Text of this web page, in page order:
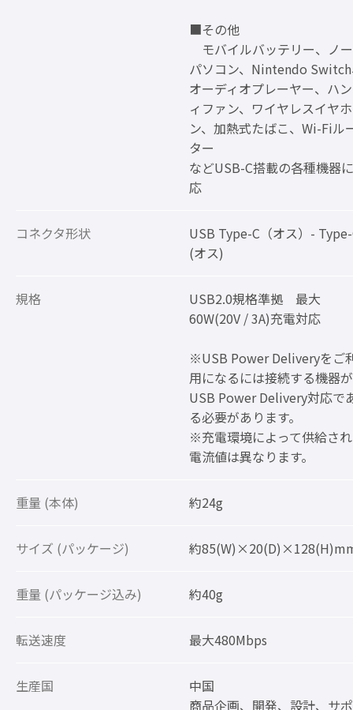
■その他
モバイルバッテリー、ノ
パソコン、Nintendo
オーディオプレーヤー、ハ
ィファン、ワイヤレスイヤホ
ン、加熱式たばこ、Wi-Fiル
ター
などUSB-C搭載の各種機器
応
コネクタ形状
USB Type-C（オス）-
(オス)
規格
USB2.0規格準拠 最大
60W(20V / 3A)充電対応
※USB Power Deliveryをご
用になるには接続する機器が
USB Power Delivery対応で
る必要があります。
※充電環境によって供給さ
電流値は異なります。
重量 (本体) 約24g
サイズ (パッケージ) 約
重量 (パッケージ込み) 約40g
転送速度 最大480Mbps
生産国
中国
商品企画、開発、設計、サ